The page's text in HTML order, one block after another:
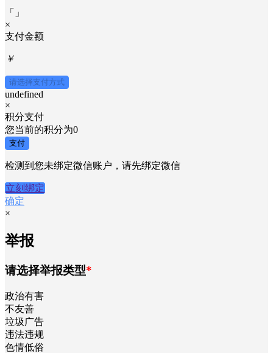
「
」
×
支付金额
￥
请选择支付方式
undefined
×
积分支付
您当前的积分为0
支付
检测到您未绑定微信账户，请先绑定微信
立刻绑定
确定
×
举报
请选择举报类型*
政治有害
不友善
垃圾广告
违法违规
色情低俗